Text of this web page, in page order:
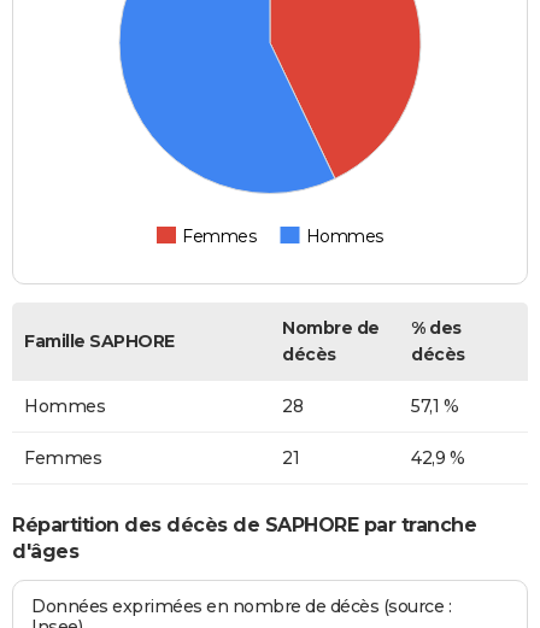
Femmes Hommes
Famille SAPHORE
Nombre de
décès
% des
décès
Hommes 28 57,1 %
Femmes 21 42,9 %
Répartition des décès de SAPHORE par tranche
d'âges
Données exprimées en nombre de décès (source :